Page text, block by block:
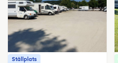
Ställplats